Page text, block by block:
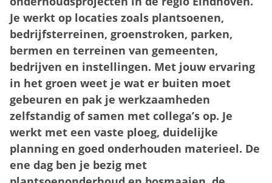
Je werkt op locaties zoals plantsoenen,
bedrijfsterreinen, groenstroken, parken,
bermen en terreinen van gemeenten,
bedrijven en instellingen. Met jouw ervaring
in het groen weet je wat er buiten moet
gebeuren en pak je werkzaamheden
zelfstandig of samen met collega’s op. Je
werkt met een vaste ploeg, duidelijke
planning en goed onderhouden materieel. De
ene dag ben je bezig met